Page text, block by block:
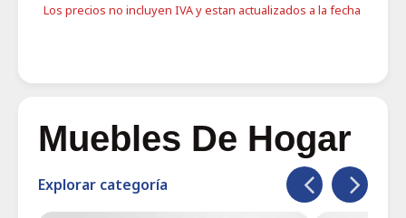
Los precios no incluyen IVA y estan actualizados a la fecha
Muebles De Hogar
Explorar categoría